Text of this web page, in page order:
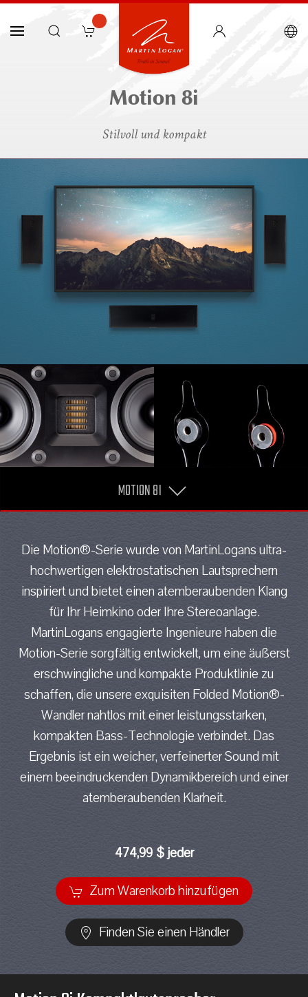
Motion 8i
Stilvoll und kompakt
MOTION 8I
Die Motion®-Serie wurde von MartinLogans ultra-
hochwertigen elektrostatischen Lautsprechern
inspiriert und bietet einen atemberaubenden Klang
für Ihr Heimkino oder Ihre Stereoanlage.
MartinLogans engagierte Ingenieure haben die
Motion-Serie sorgfältig entwickelt, um eine äußerst
erschwingliche und kompakte Produktlinie zu
schaffen, die unsere exquisiten Folded Motion®-
Wandler nahtlos mit einer leistungsstarken,
kompakten Bass-Technologie verbindet. Das
Ergebnis ist ein weicher, verfeinerter Sound mit
einem beeindruckenden Dynamikbereich und einer
atemberaubenden Klarheit.
474,99 $ jeder
Zum Warenkorb hinzufügen
Finden Sie einen Händler